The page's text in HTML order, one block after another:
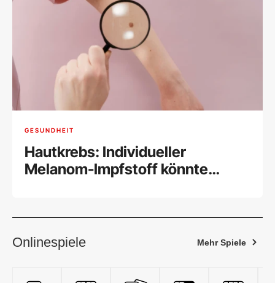
GESUNDHEIT
Hautkrebs: Individueller
Melanom-Impfstoff könnte
Onlinespiele Mehr Spiele